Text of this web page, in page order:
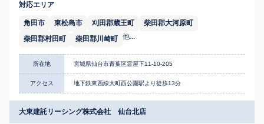
対応エリア
角田市 東松島市 刈田郡蔵王町
柴田郡大河原町
柴田郡村田町
柴田郡川崎町 他...
所在地 宮城県仙台市青葉区霊屋下11-10-205
アクセス 地下鉄東西線大町西公園駅より徒歩13分
大東建託リーシング株式会社 仙台北店